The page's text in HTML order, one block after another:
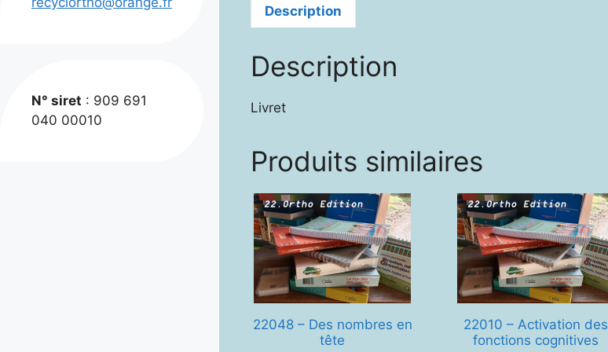
Description
Description
Livret
Produits similaires
22048 – Des nombres en
tête
22010 – Activation des
fonctions cognitives
N° siret : 909 691
040 00010